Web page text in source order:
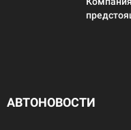
АВТОНОВОСТИ